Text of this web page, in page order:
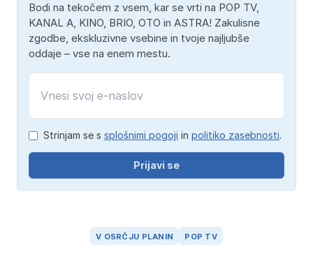
Bodi na tekočem z vsem, kar se vrti na POP TV,
KANAL A, KINO, BRIO, OTO in ASTRA! Zakulisne
zgodbe, ekskluzivne vsebine in tvoje najljubše
oddaje – vse na enem mestu.
Strinjam se s splošnimi pogoji in politiko zasebnosti.
Prijavi se
V OSRČJU PLANIN POP TV